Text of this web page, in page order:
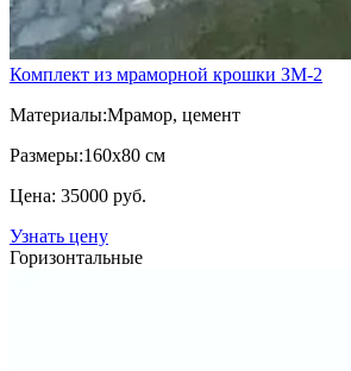
Комплект из мраморной крошки ЗМ-2
Материалы:Мрамор, цемент
Размеры:160х80 см
Цена: 35000 руб.
Узнать цену
Горизонтальные